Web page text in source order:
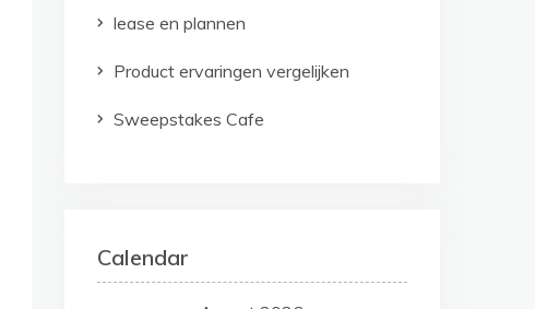
lease en plannen
Product ervaringen vergelijken
Sweepstakes Cafe
Calendar